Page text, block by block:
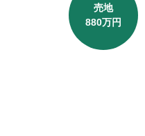
売地
880万円